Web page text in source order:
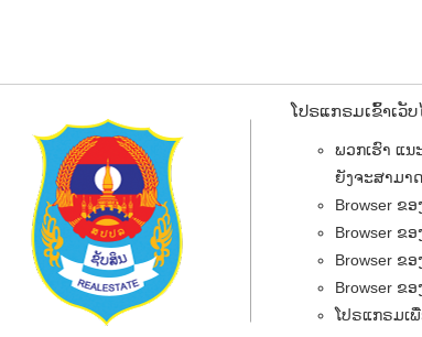
ໂປຣແກຣມເຂົ້າເວັບ
ພວກເຮົາ ແນ
ຍັງຈະສາມາ
Browser ຂ
Browser ຂ
Browser ຂ
Browser ຂ
ໂປຣແກຣມເ